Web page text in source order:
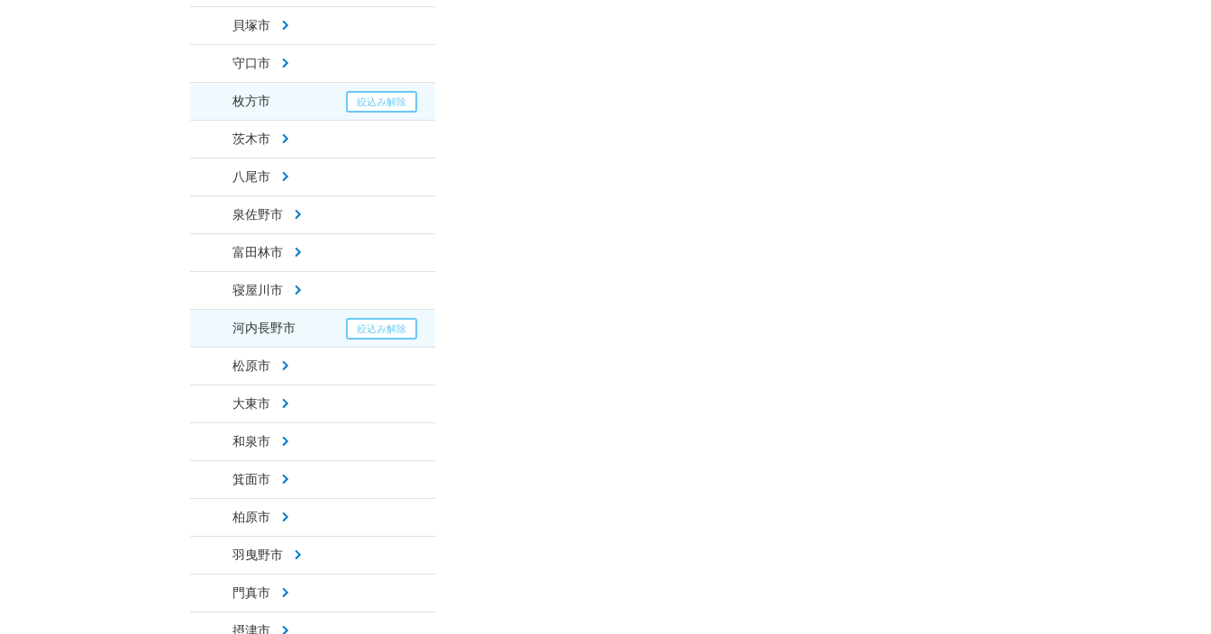
貝塚市
守口市
枚方市
茨木市
八尾市
泉佐野市
富田林市
寝屋川市
河内長野市
松原市
大東市
和泉市
箕面市
柏原市
羽曳野市
門真市
摂津市